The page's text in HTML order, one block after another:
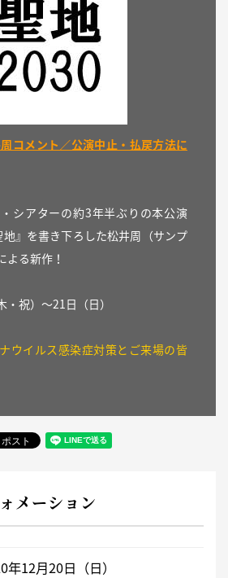
コメント／公演中止・払戻方法に
シアターの約3年半ぶりの本公演
』を書き下ろした松井周（サンプ
よる新作！
祝）〜21日（日）
ウイルス感染症対策とご来場の皆
メーション
年12月20日（日）